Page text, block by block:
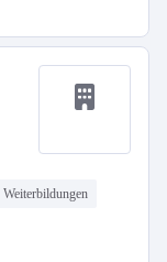
Weiterbildungen